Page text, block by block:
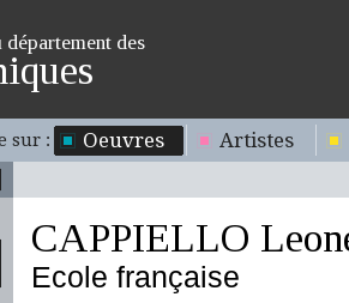
des
sur : Oeuvres Artistes
CAPPIELLO
Ecole française